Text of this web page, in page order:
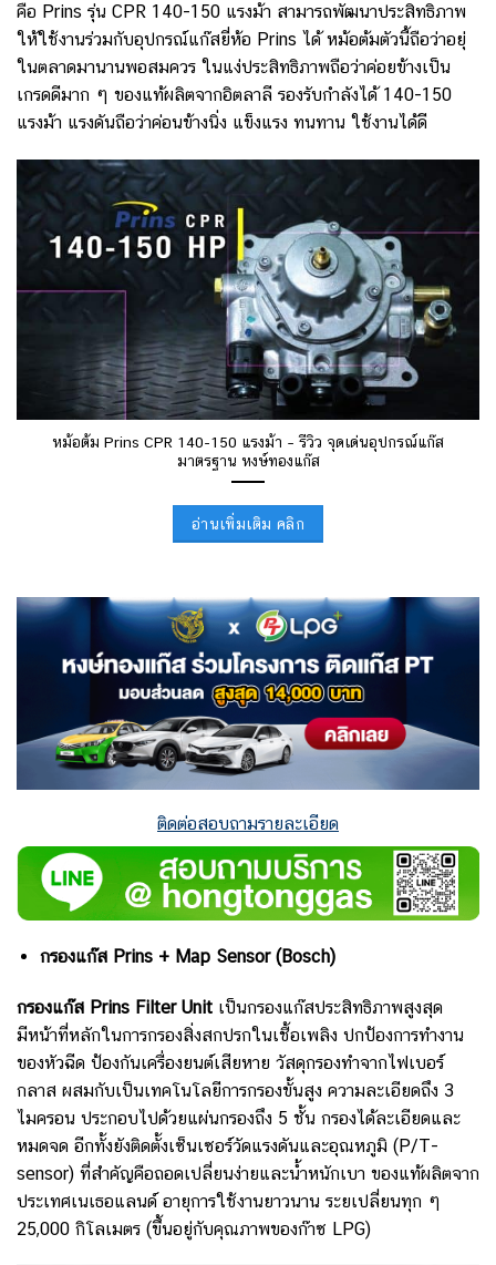
คือ Prins รุ่น CPR 140-150 แรงม้า สามารถพัฒนาประสิทธิภาพ
ให้ใช้งานร่วมกับอุปกรณ์แก๊สยี่ห้อ Prins ได้ หม้อต้มตัวนี้ถือว่าอยุ่
ในตลาดมานานพอสมควร ในแง่ประสิทธิภาพถือว่าค่อยข้างเป็น
เกรดดีมาก ๆ ของแท้ผลิตจากอิตลาลี รองรับกำลังได้ 140-150
แรงม้า แรงดันถือว่าค่อนข้างนิ่ง แข็งแรง ทนทาน ใช้งานได้ดี
หม้อต้ม Prins CPR 140-150 แรงม้า – รีวิว จุดเด่นอุปกรณ์แก๊ส
มาตรฐาน หงษ์ทองแก๊ส
อ่านเพิ่มเติม คลิก
ติดต่อสอบถามรายละเอียด
กรองแก๊ส Prins + Map Sensor (ฺBosch)
กรองแก๊ส Prins Filter Unit เป็นกรองแก๊สประสิทธิภาพสูงสุด
มีหน้าที่หลักในการกรองสิ่งสกปรกในเชื้อเพลิง ปกป้องการทำงาน
ของหัวฉีด ป้องกันเครื่องยนต์เสียหาย วัสดุกรองทำจากไฟเบอร์
กลาส ผสมกับเป็นเทคโนโลยีการกรองขั้นสูง ความละเอียดถึง 3
ไมครอน ประกอบไปด้วยแผ่นกรองถึง 5 ชั้น กรองได้ละเอียดและ
หมดจด อีกทั้งยังติดตั้งเซ็นเซอร์วัดแรงดันและอุณหภูมิ (P/T-
sensor) ที่สำคัญคือถอดเปลี่ยนง่ายและน้ำหนักเบา ของแท้ผลิตจาก
ประเทศเนเธอแลนด์ อายุการใช้งานยาวนาน ระยเปลี่ยนทุก ๆ
25,000 กิโลเมตร (ขึ้นอยู่กับคุณภาพของก๊าซ LPG)